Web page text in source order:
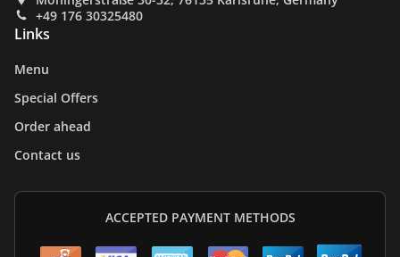
+49 176 30325480
Links
Menu
Special Offers
Order ahead
Contact us
ACCEPTED PAYMENT METHODS